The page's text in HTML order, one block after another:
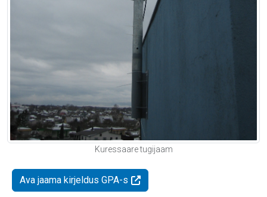
Kuressaare tugijaam
Ava jaama kirjeldus GPA-s